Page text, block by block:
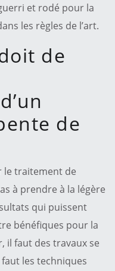
et rodé pour la
les règles de l’art.
de
de
le traitement de
à prendre à la légère
qui puissent
bénéfiques pour la
faut des travaux se
les techniques